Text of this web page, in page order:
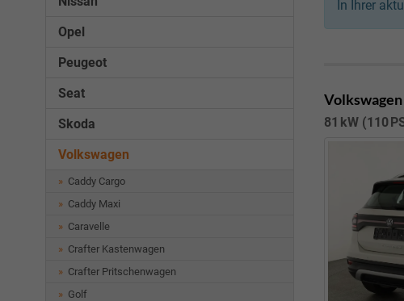
In Ihrer
Volkswagen
81 kW (110
Opel
Peugeot
Seat
Skoda
Volkswagen
Caddy Cargo
Caddy Maxi
Caravelle
Crafter Kastenwagen
Crafter Pritschenwagen
Golf